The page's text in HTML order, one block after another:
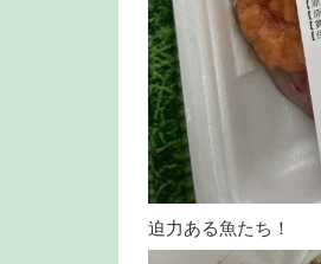
迫力ある魚たち！